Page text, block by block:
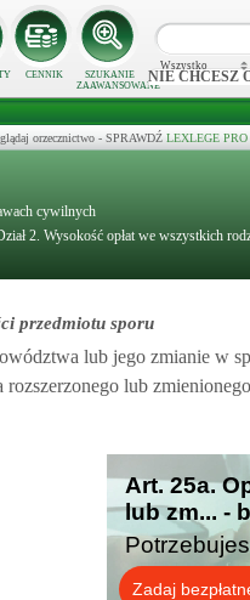
CENNIK
SZUKANIE
ZAAWANSOWANE
Wszystko
NIE CHCESZ
orzecznictwo - SPRAWDŹ LEXLEGE PRO
cywilnych
2. Wysokość opłat we wszystkich
przedmiotu sporu
lub jego zmianie w
lub
Art. 25a.
lub zm... -
Zadaj